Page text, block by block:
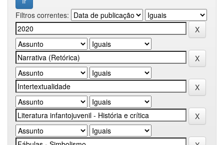
Filtros correntes: